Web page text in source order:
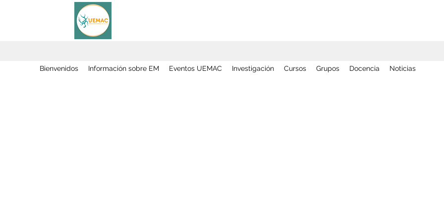
Bienvenidos Información sobre EM Eventos UEMAC Investigación Cursos Grupos Docencia Noticias